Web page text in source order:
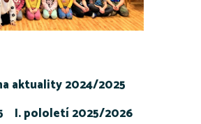
aktuality 2024/2025
I. pololetí 2025/2026